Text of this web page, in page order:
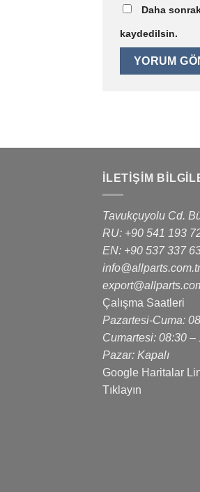
Daha
kaydedilsin.
İLETIŞIM
Tavukçuyolu Cd.
RU: +90 541 193
EN: +90 537 337
info@allparts.com.tr
Çalışma Saatleri
Pazartesi-Cuma:
Cumartesi: 08:30 –
Pazar: Kapalı
Google Haritalar
Tıklayın